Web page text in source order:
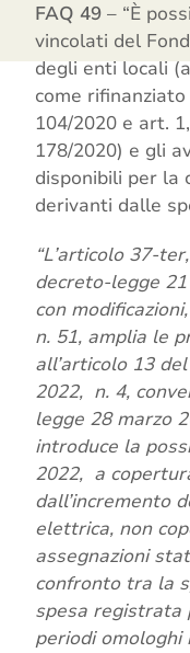
FAQ 49 – “È
vincolati del
degli enti locali
come rifinanziato
104/2020 e art.
178/2020) e gli
disponibili per la
derivanti dalle
“L’articolo 37-
decreto-legge
con
n. 51, amplia le
all’articolo 13
2022, n. 4,
legge 28 marzo
introduce la
2022, a
dall’incremento
elettrica, non
assegnazioni
confronto tra la
spesa registrata
periodi omologhi